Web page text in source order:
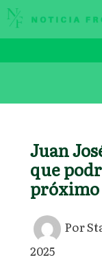
Ir
al
Juan
que
próximo
Por
2025